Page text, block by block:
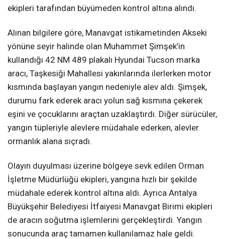
ekipleri tarafından büyümeden kontrol altına alındı.
Alınan bilgilere göre, Manavgat istikametinden Akseki
yönüne seyir halinde olan Muhammet Şimşek’in
kullandığı 42 NM 489 plakalı Hyundai Tucson marka
aracı, Taşkesiği Mahallesi yakınlarında ilerlerken motor
kısmında başlayan yangın nedeniyle alev aldı. Şimşek,
durumu fark ederek aracı yolun sağ kısmına çekerek
eşini ve çocuklarını araçtan uzaklaştırdı. Diğer sürücüler,
yangın tüpleriyle alevlere müdahale ederken, alevler
ormanlık alana sıçradı.
Olayın duyulması üzerine bölgeye sevk edilen Orman
İşletme Müdürlüğü ekipleri, yangına hızlı bir şekilde
müdahale ederek kontrol altına aldı. Ayrıca Antalya
Büyükşehir Belediyesi İtfaiyesi Manavgat Birimi ekipleri
de aracın soğutma işlemlerini gerçekleştirdi. Yangın
sonucunda araç tamamen kullanılamaz hale geldi.